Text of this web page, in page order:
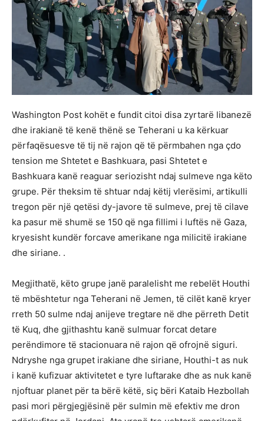
Washington Post kohët e fundit citoi disa zyrtarë libanezë
dhe irakianë të kenë thënë se Teherani u ka kërkuar
përfaqësuesve të tij në rajon që të përmbahen nga çdo
tension me Shtetet e Bashkuara, pasi Shtetet e
Bashkuara kanë reaguar seriozisht ndaj sulmeve nga këto
grupe. Për theksim të shtuar ndaj këtij vlerësimi, artikulli
tregon për një qetësi dy-javore të sulmeve, prej të cilave
ka pasur më shumë se 150 që nga fillimi i luftës në Gaza,
kryesisht kundër forcave amerikane nga milicitë irakiane
dhe siriane. .
Megjithatë, këto grupe janë paralelisht me rebelët Houthi
të mbështetur nga Teherani në Jemen, të cilët kanë kryer
rreth 50 sulme ndaj anijeve tregtare në dhe përreth Detit
të Kuq, dhe gjithashtu kanë sulmuar forcat detare
perëndimore të stacionuara në rajon që ofrojnë siguri.
Ndryshe nga grupet irakiane dhe siriane, Houthi-t as nuk
i kanë kufizuar aktivitetet e tyre luftarake dhe as nuk kanë
njoftuar planet për ta bërë këtë, siç bëri Kataib Hezbollah
pasi mori përgjegjësinë për sulmin më efektiv me dron